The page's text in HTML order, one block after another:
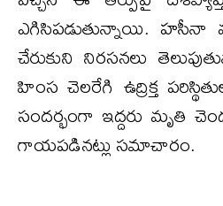
ఎగిసిపడుతున్నాయి. హసీనా
చేరుకుని నిరసనలు
హింస చెలరేగి ఉద్రిక్త
సందర్భంగా ఇద్దరు మృతి
గాయపడినట్లు సమాచారం.